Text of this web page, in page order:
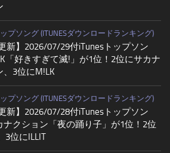
ップソング (ITUNESダウンロードランキング)
更新】2026/07/29付iTunesトップソン
「好きすぎて滅!」が1位！2位にサカナ
、3位にM!LK
ップソング (ITUNESダウンロードランキング)
更新】2026/07/28付iTunesトップソン
ナクション「夜の踊り子」が1位！2位
3位にILLIT